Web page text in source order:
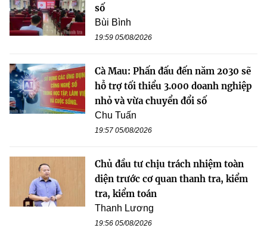
số
Bùi Bình
19:59 05/08/2026
Cà Mau: Phấn đấu đến năm 2030 sẽ
hỗ trợ tối thiểu 3.000 doanh nghiệp
nhỏ và vừa chuyển đổi số
Chu Tuấn
19:57 05/08/2026
Chủ đầu tư chịu trách nhiệm toàn
diện trước cơ quan thanh tra, kiểm
tra, kiểm toán
Thanh Lương
19:56 05/08/2026